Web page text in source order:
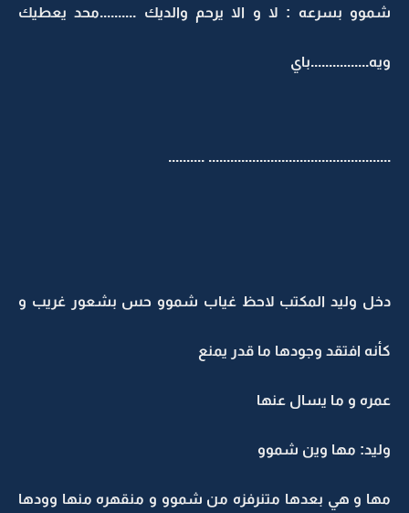
شموو بسرعه : لا و الا يرحم والديك ..........محد يعطيك
ويه................باي
..................................................
..........
دخل وليد المكتب لاحظ غياب شموو حس بشعور غريب و
كأنه افتقد وجودها ما قدر يمنع
عمره و ما يسال عنها
وليد: مها وين شموو
مها و هي بعدها متنرفزه من شموو و منقهره منها وودها